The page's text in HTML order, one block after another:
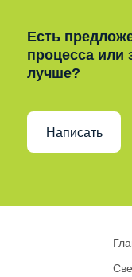
Есть
процесса или
лучше?
Написать